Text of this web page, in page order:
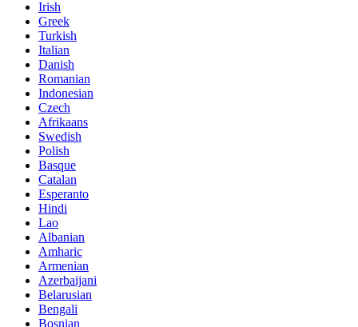
Irish
Greek
Turkish
Italian
Danish
Romanian
Indonesian
Czech
Afrikaans
Swedish
Polish
Basque
Catalan
Esperanto
Hindi
Lao
Albanian
Amharic
Armenian
Azerbaijani
Belarusian
Bengali
Bosnian